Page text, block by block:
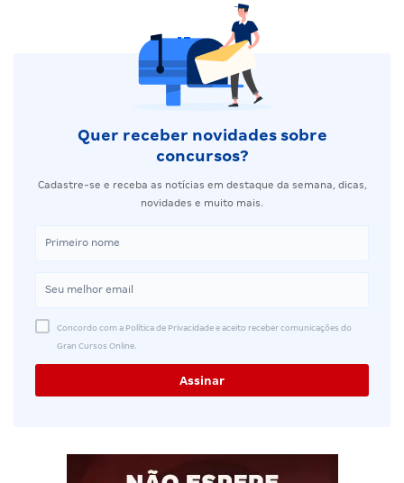
Quer receber novidades sobre
concursos?
Cadastre-se e receba as notícias em destaque da semana, dicas,
novidades e muito mais.
Concordo com a Política de Privacidade e aceito receber comunicações do
Gran Cursos Online.